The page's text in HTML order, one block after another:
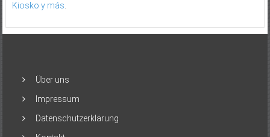
Kiosko y más.
Über uns
Impressum
Datenschutzerklärung